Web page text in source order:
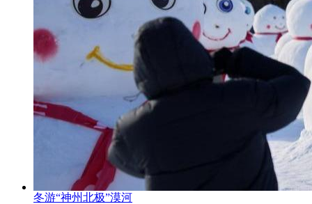
冬游“神州北极”漠河